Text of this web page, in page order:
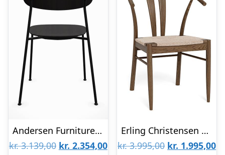
Andersen Furniture Scope spisebordsstol – Sort / Brass / Sort mat lak : Erling Christensen Møbler
kr.3.139,00 Den
kr. 2.354,00Den
Erling Christensen Møbler Andorra spisebordsstol – Røget eg & natur flet : Erling Christensen Møbler : Erling Christensen Møbler
kr.3.995,00 Den
kr. 1.995,00